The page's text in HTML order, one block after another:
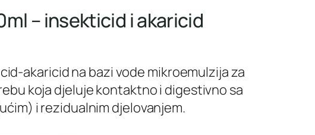
– insekticid i akaricid
akaricid na bazi vode mikroemulzija za
koja djeluje kontaktno i digestivno sa
i rezidualnim djelovanjem.